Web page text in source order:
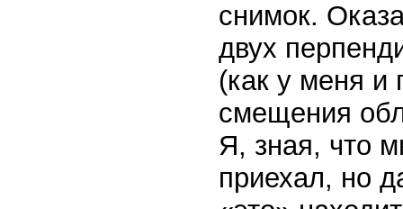
снимок.
двух
(как у меня и
смещения
Я, зная, что
приехал, но